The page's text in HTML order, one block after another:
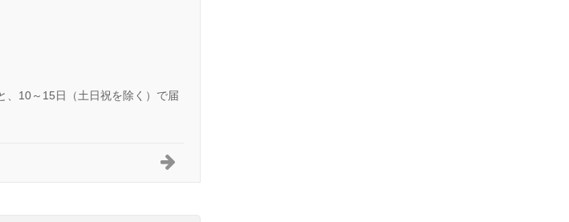
、10～15日（土日祝を除く）で届